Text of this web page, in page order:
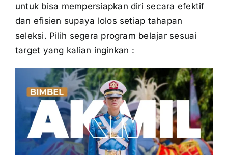
untuk bisa mempersiapkan diri secara efektif
dan efisien supaya lolos setiap tahapan
seleksi. Pilih segera program belajar sesuai
target yang kalian inginkan :